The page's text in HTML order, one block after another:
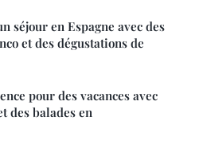
séjour en Espagne avec des
et des dégustations de
pour des vacances avec
des balades en